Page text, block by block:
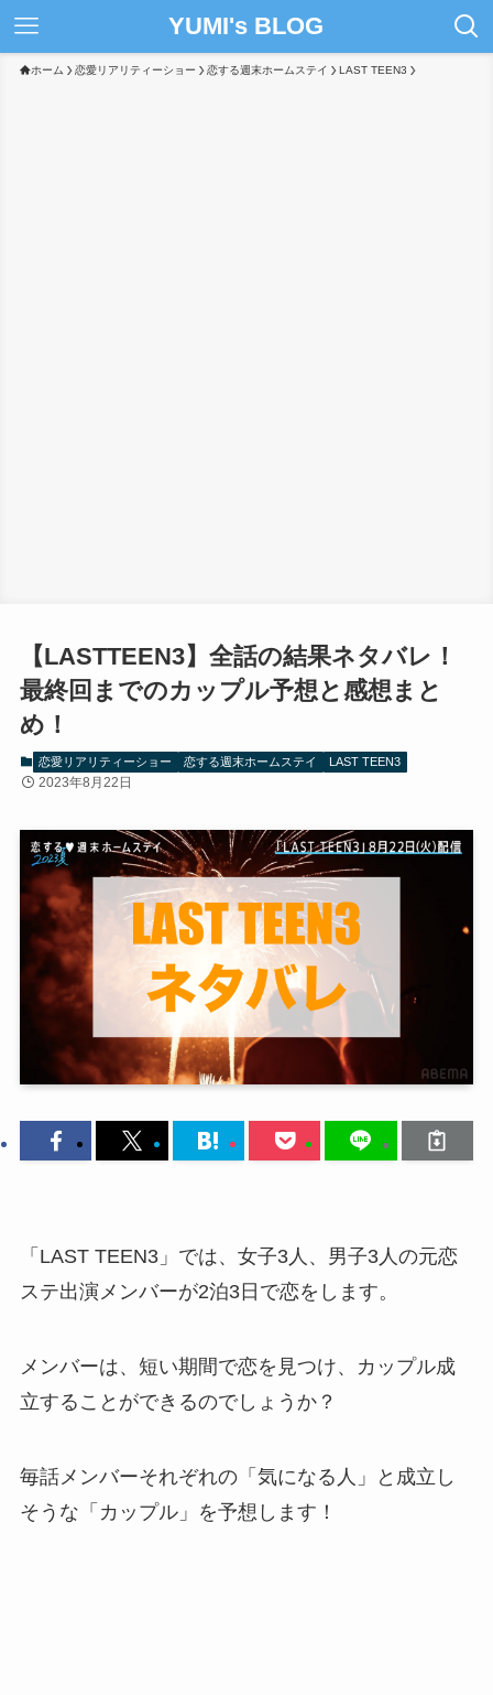
YUMI's BLOG
ホーム 恋愛リアリティーショー 恋する週末ホームステイ LAST TEEN3
【LASTTEEN3】全話の結果ネタバレ！
最終回までのカップル予想と感想まと
め！
恋愛リアリティーショー 恋する週末ホームステイ LAST TEEN3
2023年8月22日
「LAST TEEN3」では、女子3人、男子3人の元恋
ステ出演メンバーが2泊3日で恋をします。
メンバーは、短い期間で恋を見つけ、カップル成
立することができるのでしょうか？
毎話メンバーそれぞれの「気になる人」と成立し
そうな「カップル」を予想します！